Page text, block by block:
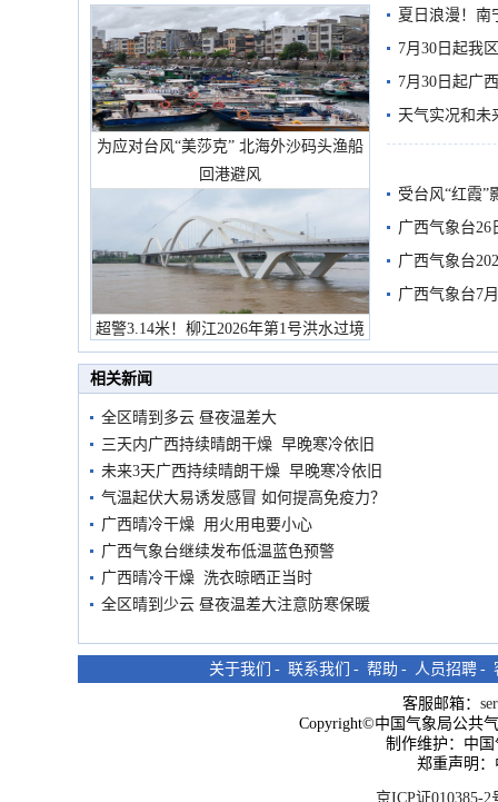
为应对台风“美莎克” 北海外沙码头渔船
回港避风
超警3.14米！柳江2026年第1号洪水过境
市民在堤岸见证汛况
夏日浪漫！南
7月30日起我
7月30日起广
天气实况和未
受台风“红霞”
有较强降雨
广西气象台26
广西气象台
预警
广西气象台7
相关新闻
全区晴到多云 昼夜温差大
三天内广西持续晴朗干燥 早晚寒冷依旧
未来3天广西持续晴朗干燥 早晚寒冷依旧
气温起伏大易诱发感冒 如何提高免疫力？
广西晴冷干燥 用火用电要小心
广西气象台继续发布低温蓝色预警
广西晴冷干燥 洗衣晾晒正当时
全区晴到少云 昼夜温差大注意防寒保暖
关于我们 - 联系我们 - 帮助 - 人员招聘 -
客服邮箱：
Copyright©中国气象局公共
制作维护：中
郑重声明
京ICP证010385-2